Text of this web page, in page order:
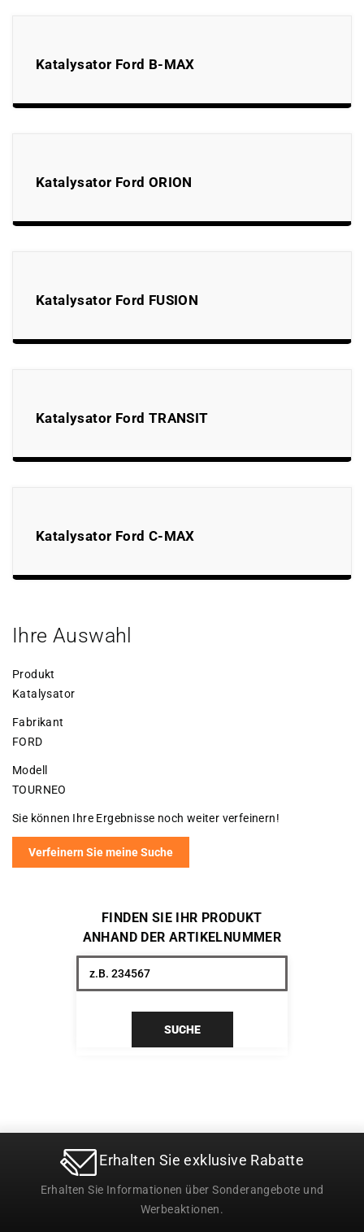
Katalysator Ford B-MAX
Katalysator Ford ORION
Katalysator Ford FUSION
Katalysator Ford TRANSIT
Katalysator Ford C-MAX
Ihre Auswahl
Produkt
Katalysator
Fabrikant
FORD
Modell
TOURNEO
Sie können Ihre Ergebnisse noch weiter verfeinern!
Verfeinern Sie meine Suche
FINDEN SIE IHR PRODUKT
ANHAND DER ARTIKELNUMMER
SUCHE
Erhalten Sie exklusive Rabatte
Erhalten Sie Informationen über Sonderangebote und
Werbeaktionen.